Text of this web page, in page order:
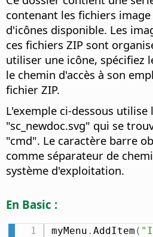
contenant les fichiers
d'icônes disponible. Les
ces fichiers ZIP sont
utiliser une icône, spécifiez
le chemin d'accès à son
fichier ZIP.
L'exemple ci-dessous utilise
"sc_newdoc.svg" qui se
"cmd". Le caractère barre
comme séparateur de
système d'exploitation.
En Basic :
myMenu . AddItem (